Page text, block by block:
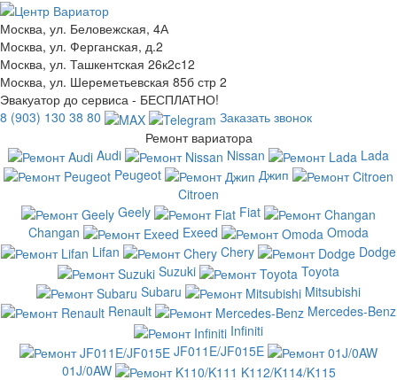
Москва, ул. Беловежская, 4А
Москва, ул. Ферганская, д.2
Москва, ул. Ташкентская 26к2с12
Москва, ул. Шереметьевская 85б стр 2
Эвакуатор до сервиса - БЕСПЛАТНО!
8 (903) 130 38 80
Заказать звонок
Ремонт вариатора
Audi
Nissan
Lada
Peugeot
Джип
Citroen
Geely
Fiat
Changan
Exeed
Omoda
Lifan
Chery
Dodge
Suzuki
Toyota
Subaru
Mitsubishi
Renault
Mercedes-Benz
Infiniti
JF011E/JF015E
01J/0AW